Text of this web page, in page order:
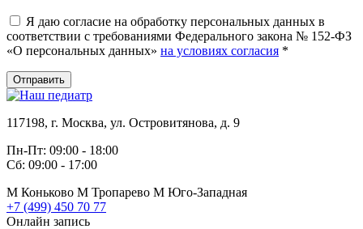
Я даю согласие на обработку персональных данных в
соответствии с требованиями Федерального закона № 152-ФЗ
«О персональных данных» на условиях согласия *
Отправить
117198, г. Москва, ул. Островитянова, д. 9
Пн-Пт: 09:00 - 18:00
Сб: 09:00 - 17:00
М Коньково М Тропарево М Юго-Западная
+7 (499) 450 70 77
Онлайн запись